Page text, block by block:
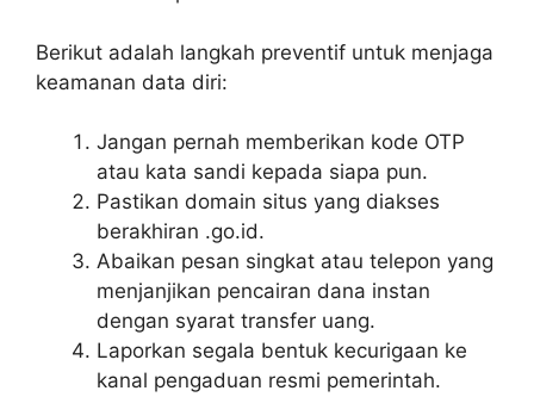
Berikut adalah langkah preventif untuk menjaga
keamanan data diri:
Jangan pernah memberikan kode OTP
atau kata sandi kepada siapa pun.
Pastikan domain situs yang diakses
berakhiran .go.id.
Abaikan pesan singkat atau telepon yang
menjanjikan pencairan dana instan
dengan syarat transfer uang.
Laporkan segala bentuk kecurigaan ke
kanal pengaduan resmi pemerintah.